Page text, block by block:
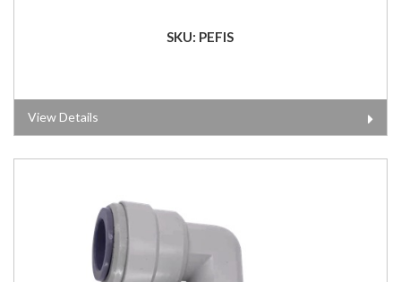
SKU: PEFIS
View Details